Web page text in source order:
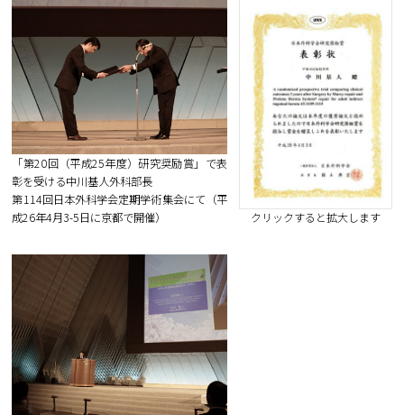
クリックすると拡大します
「第20回（平成25年度）研究奨励賞」で表
彰を受ける中川基人外科部長
第114回日本外科学会定期学術集会にて（平
成26年4月3-5日に京都で開催）